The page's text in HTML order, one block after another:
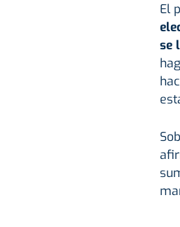
El
se